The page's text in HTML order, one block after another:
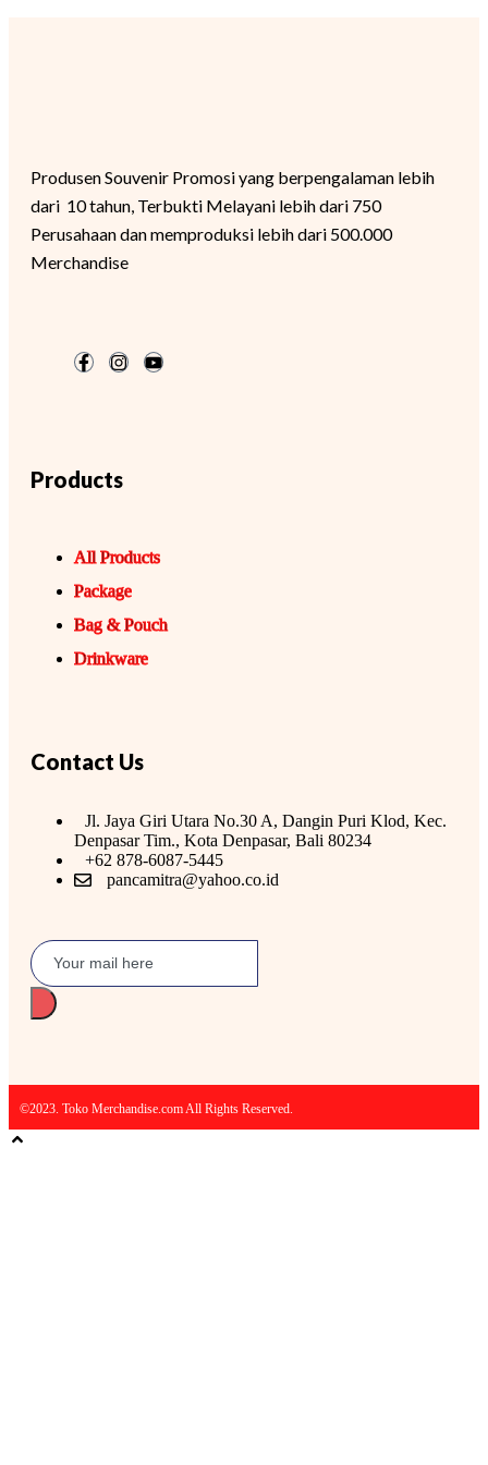
Produsen Souvenir Promosi yang berpengalaman lebih
dari 10 tahun, Terbukti Melayani lebih dari 750
Perusahaan dan memproduksi lebih dari 500.000
Merchandise
Products
All Products
Package
Bag & Pouch
Drinkware
Contact Us
Jl. Jaya Giri Utara No.30 A, Dangin Puri Klod, Kec.
Denpasar Tim., Kota Denpasar, Bali 80234
+62 878-6087-5445
pancamitra@yahoo.co.id
©2023. Toko Merchandise.com All Rights Reserved.